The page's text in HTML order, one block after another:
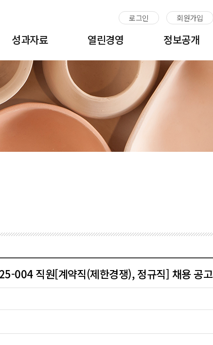
로그인 회원가입
성과자료 열린경영 정보공개
004 직원[계약직(제한경쟁), 정규직] 채용 공고